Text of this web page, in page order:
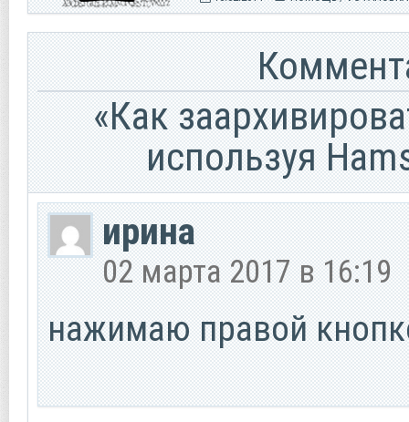
«Как
используя
ирина
02 марта 2017 в 16:19
нажимаю правой